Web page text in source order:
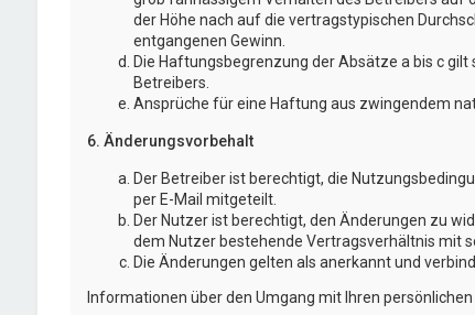
der Höhe nach auf die vertragstypischen
entgangenen Gewinn.
Die Haftungsbegrenzung der Absätze a bis c
Betreibers.
Ansprüche für eine Haftung aus zwingendem
6. Änderungsvorbehalt
Der Betreiber ist berechtigt, die
per E-Mail mitgeteilt.
Der Nutzer ist berechtigt, den Änderungen zu
dem Nutzer bestehende Vertragsverhältnis mit
Die Änderungen gelten als anerkannt und
Informationen über den Umgang mit Ihren